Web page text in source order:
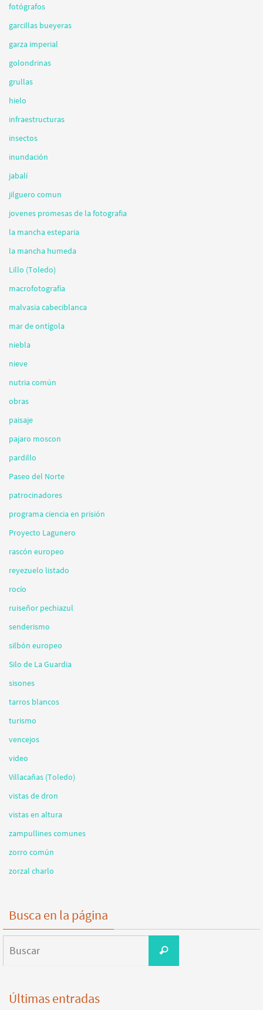
fotógrafos
garcillas bueyeras
garza imperial
golondrinas
grullas
hielo
infraestructuras
insectos
inundación
jabalí
jilguero comun
jovenes promesas de la fotografia
la mancha esteparia
la mancha humeda
Lillo (Toledo)
macrofotografía
malvasia cabeciblanca
mar de ontígola
niebla
nieve
nutria común
obras
paisaje
pajaro moscon
pardillo
Paseo del Norte
patrocinadores
programa ciencia en prisión
Proyecto Lagunero
rascón europeo
reyezuelo listado
rocío
ruiseñor pechiazul
senderismo
silbón europeo
Silo de La Guardia
sisones
tarros blancos
turismo
vencejos
video
Villacañas (Toledo)
vistas de dron
vistas en altura
zampullines comunes
zorro común
zorzal charlo
Busca en la página
Buscar
Últimas entradas